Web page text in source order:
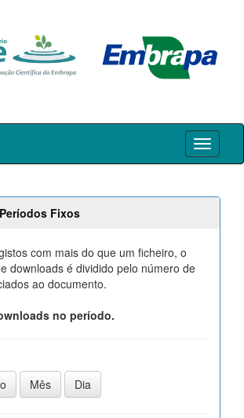
Fixos
com mais do que um ficheiro, o
downloads é dividido pelo número de
ao documento.
no período.
Mês Dia